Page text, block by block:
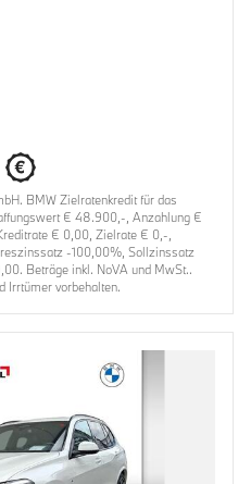
BMW Zielratenkredit für das
€ 48.900,-, Anzahlung €
€ 0,00, Zielrate € 0,-,
-100,00%, Sollzinssatz
Beträge inkl. NoVA und MwSt..
Irrtümer vorbehalten.